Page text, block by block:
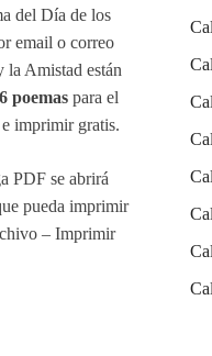
del Día de los
email o correo
la Amistad están
6 poemas para el
imprimir gratis.
PDF se abrirá
pueda imprimir
– Imprimir